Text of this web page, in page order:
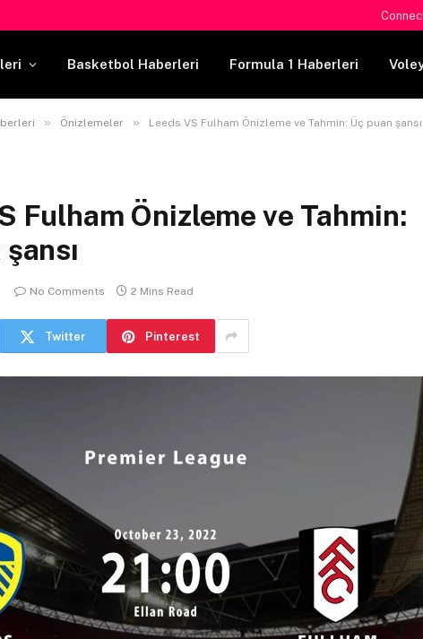
Basketbol Haberleri Formula 1 Haberleri
» Önizlemeler » Leeds VS Fulham Önizleme ve Tahmin: Üç puan şansı
Fulham Önizleme ve Tahmin:
No Comments 2 Mins Read
Twitter Pinterest